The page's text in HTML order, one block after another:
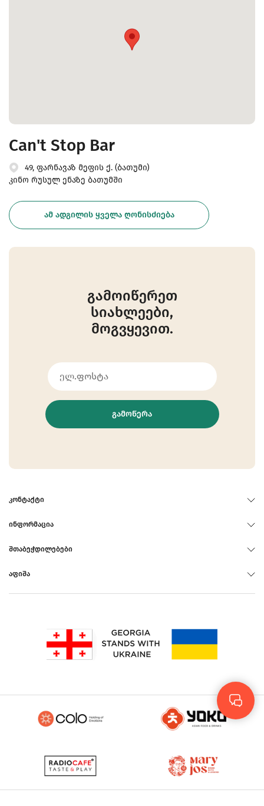
Can't Stop Bar
49, ფარნავაზ მეფის ქ. (ბათუმი)
კინო რუსულ ენაზე ბათუმში
ᲐᲛ ᲐᲓᲒᲘᲚᲘᲡ ᲧᲕᲔᲚᲐ ᲦᲝᲜᲘᲡᲫᲘᲔᲑᲐ
გამოიწერეთ
სიახლეები,
მოგვყევით.
ᲒᲐᲛᲝᲬᲔᲠᲐ
ᲙᲝᲜᲢᲐᲥᲢᲘ
ᲘᲜᲤᲝᲠᲛᲐᲪᲘᲐ
ᲨᲗᲐᲑᲔᲭᲓᲘᲚᲔᲑᲔᲑᲘ
ᲐᲤᲘᲨᲐ
Rus